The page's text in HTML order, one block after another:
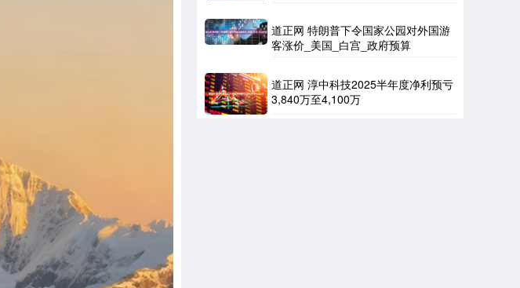
道正网 特朗普下令国家公园对外国游
客涨价_美国_白宫_政府预算
道正网 淳中科技2025半年度净利预亏
3,840万至4,100万